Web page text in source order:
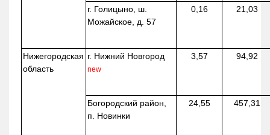
г. Голицыно, ш.
Можайское, д. 57
0,16 21,03
Нижегородская
область
г. Нижний Новгород
new
3,57 94,92
Богородский район,
п. Новинки
24,55 457,31